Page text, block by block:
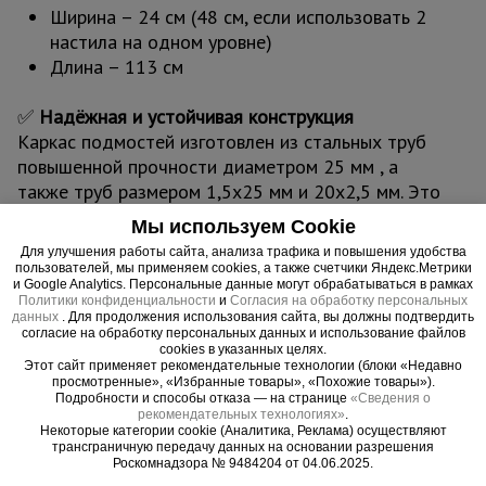
Ширина – 24 см (48 см, если использовать 2
настила на одном уровне)
Длина – 113 см
✅ Надёжная и устойчивая конструкция
Каркас подмостей изготовлен из стальных труб
повышенной прочности диаметром 25 мм , а
также труб размером 1,5х25 мм и 20х2,5 мм. Это
обеспечивает прочность и устойчивость
конструкции даже при интенсивной эксплуатации
и высоких нагрузках.
✅Защита от повреждения и износа
Порошковая окраска гарантирует защиту от
преждевременных повреждений и износа,
продлевает срок службы оборудования.
Лёгкость при хранении и транспортировке
Складная конструкция позволяет собирать и
Мы используем Cookie
Для улучшения работы сайта, анализа трафика и повышения удобства
пользователей, мы применяем cookies, а также счетчики Яндекс.Метрики
и Google Analytics. Персональные данные могут обрабатываться в рамках
Политики конфиденциальности и Согласия на обработку персональных
данных
. Для продолжения использования сайта, вы должны подтвердить
согласие на обработку персональных данных и использование файлов
cookies в указанных целях.
Этот сайт применяет рекомендательные технологии (блоки «Недавно
просмотренные», «Избранные товары», «Похожие товары»).
Подробности и способы отказа — на странице «Сведения о
рекомендательных технологиях»
Некоторые категории cookie (Аналитика, Реклама) осуществляют
трансграничную передачу данных на основании разрешения
Роскомнадзора № 9484204 от 04.06.2025.